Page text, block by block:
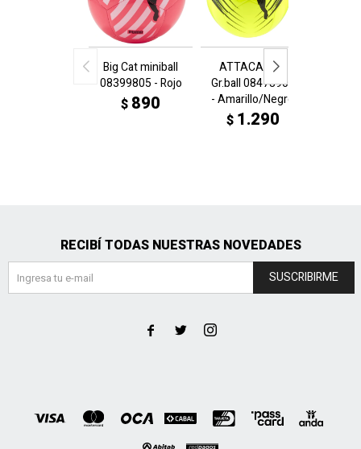
Big Cat miniball
08399805 - Rojo
$ 890
ATTACANTO
Gr.ball 08473906
- Amarillo/Negro
$ 1.290
RECIBÍ TODAS NUESTRAS NOVEDADES
SUSCRIBIRME
  